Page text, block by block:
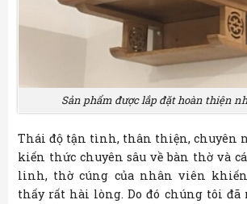
Sản phẩm được lắp đặt hoàn thiện
Thái độ tận tình, thân thiện, chuyên
kiến thức chuyên sâu về bàn thờ và
linh, thờ cúng của nhân viên
thấy rất hài lòng. Do đó chúng tôi